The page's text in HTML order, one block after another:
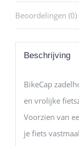
Beoordelingen (0)
Beschrijving
BikeCap
en vrolijke
Voorzien van
je fiets